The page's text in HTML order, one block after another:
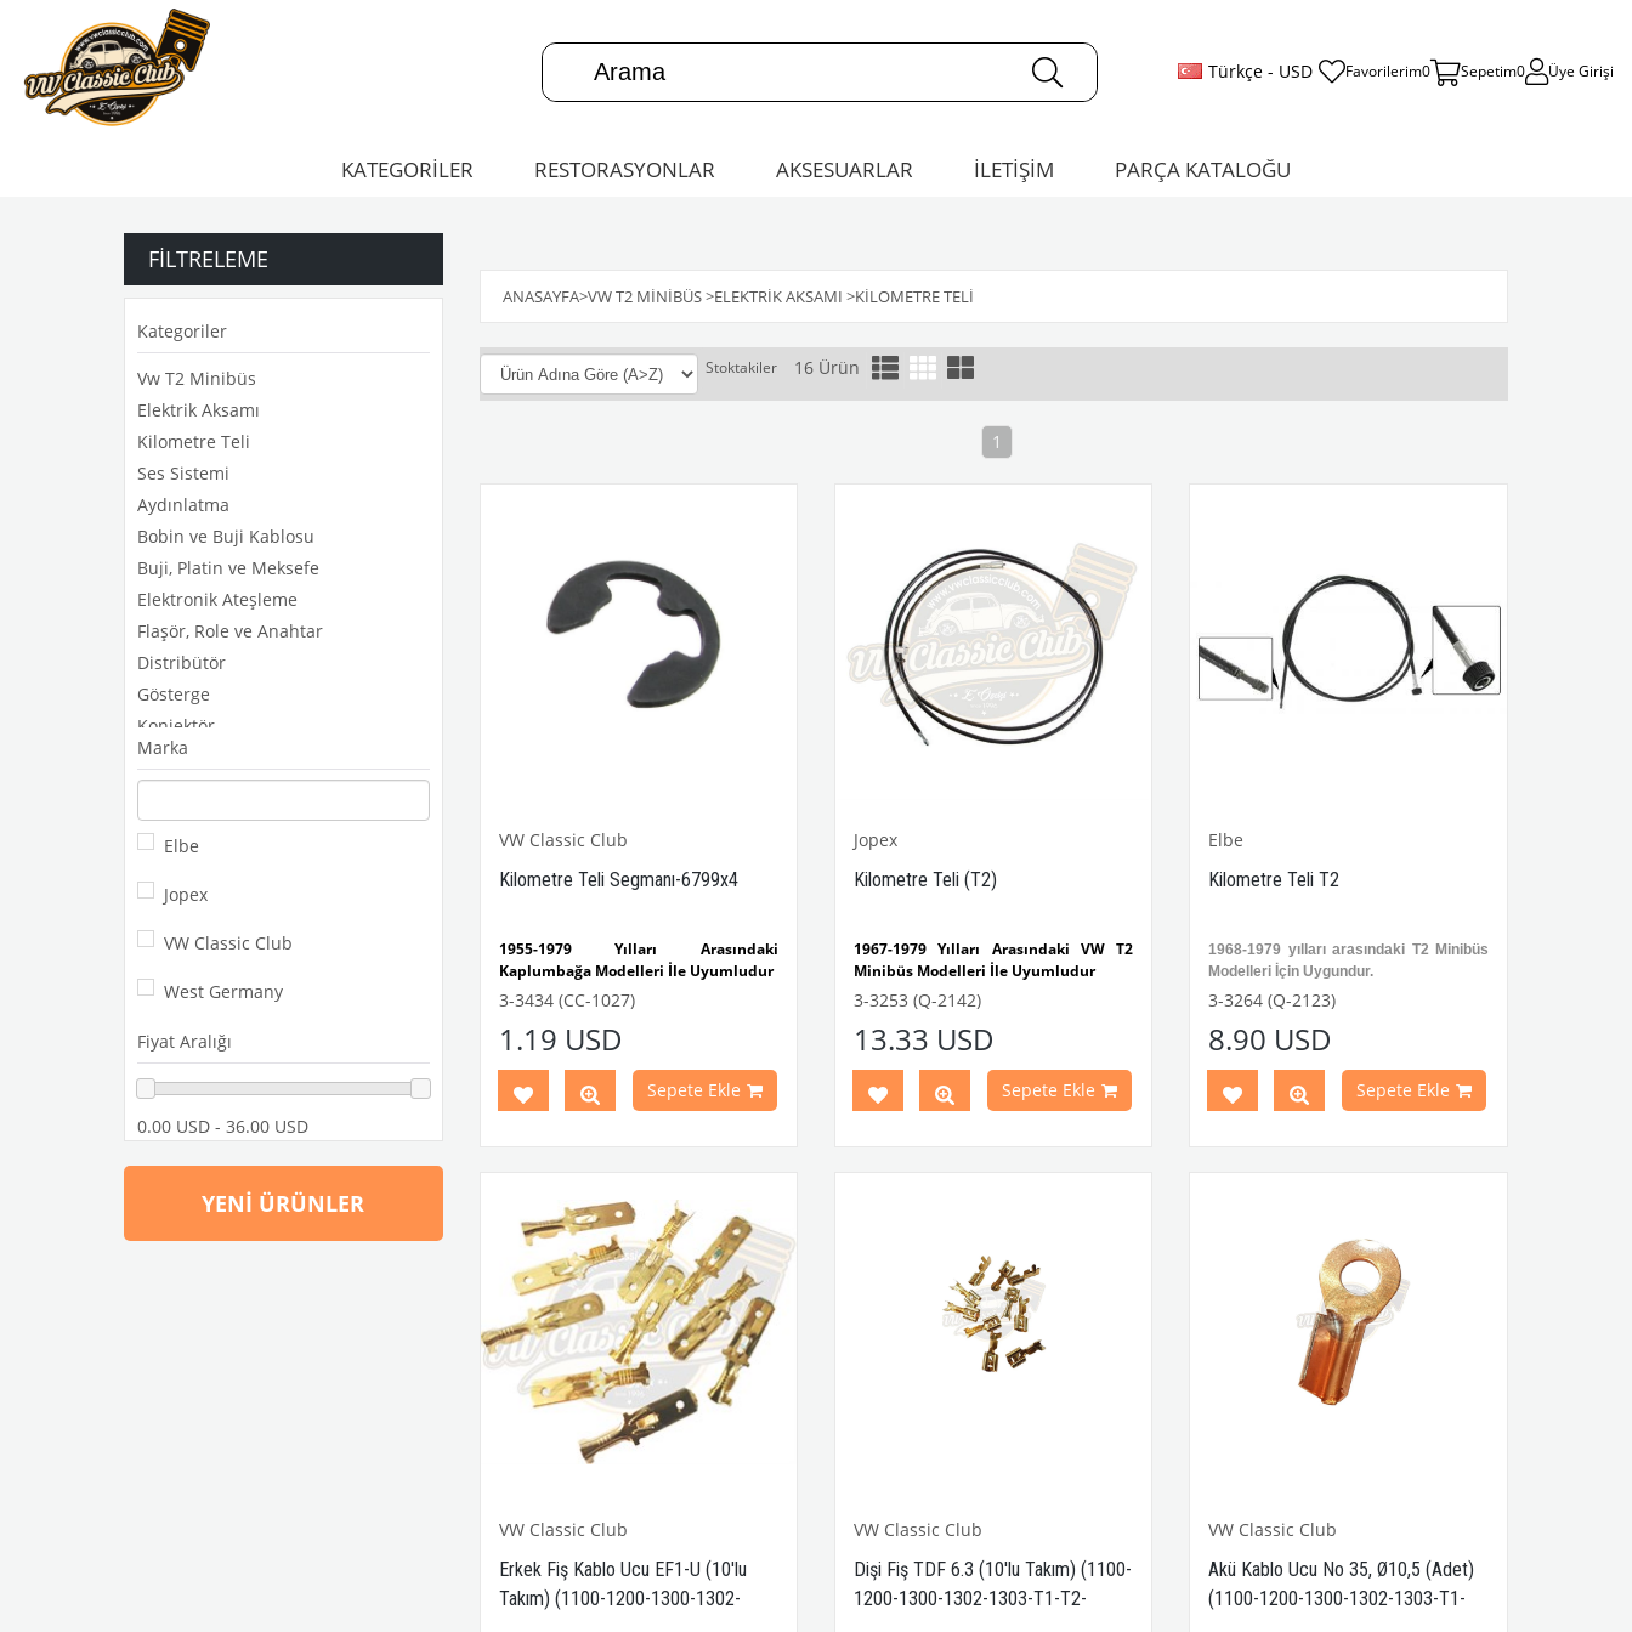
Türkçe - USD Favorilerim0 Sepetim0 Üye Girişi
KATEGORİLER RESTORASYONLAR AKSESUARLAR İLETİŞİM PARÇA KATALOĞU
FILTRELEME
Kategoriler
Vw T2 Minibüs
Elektrik Aksamı
Kilometre Teli
Ses Sistemi
Aydınlatma
Bobin ve Buji Kablosu
Buji, Platin ve Meksefe
Elektronik Ateşleme
Flaşör, Role ve Anahtar
Distribütör
Gösterge
Konjektör
Kontak
Korna
Sigorta Kutusu
Sinyal ve Silecek Kolu
Termostat Müşür Aksamı
Marka
Elbe
Jopex
VW Classic Club
West Germany
Fiyat Aralığı
0.00 USD - 36.00 USD
YENI ÜRÜNLER
ANASAYFA>VW T2 MINIBÜS>ELEKTRIK AKSAMI >KILOMETRE TELI
Stoktakiler 16 Ürün
1
VW Classic Club
Kilometre Teli Segmanı-6799x4
1955-1979 Yılları Arasındaki
Kaplumbağa Modelleri İle Uyumludur
1100-1200-1300-1302-1303
Kaplumbağa Modelleri İle Uyumludur
1960-1967 Yılları Arasındaki T1
1968-1979 Yılları Arasındaki T2
Modelleri İle Uyumludur
Modelleri İle Uyumludur
VWC Parça No: 3-3434 OEM Parça
No:0438281
3-3434 (CC-1027)
1.19 USD
Sepete Ekle
Jopex
Kilometre Teli (T2)
1967-1979 Yılları Arasındaki VW T2
Minibüs Modelleri İle Uyumludur
VWCC Parça No : 3-3253 OEM Parça
No : 211957801FJP 8170600300
3-3253 (Q-2142)
13.33 USD
Sepete Ekle
Elbe
Kilometre Teli T2
1968-1979 yılları arasındaki T2 Minibüs
Modelleri İçin Uygundur.
VWC Parça No:
211957801F
3-3264 (Q-2123)
8.90 USD
Sepete Ekle
VW Classic Club
Erkek Fiş Kablo Ucu EF1-U (10'lu
Takım) (1100-1200-1300-1302-
VW Classic Club
Dişi Fiş TDF 6.3 (10'lu Takım) (1100-
1200-1300-1302-1303-T1-T2-
VW Classic Club
Akü Kablo Ucu No 35, Ø10,5 (Adet)
(1100-1200-1300-1302-1303-T1-